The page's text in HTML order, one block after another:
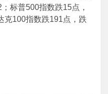
标普500指数跌15点，
克100指数跌191点，跌